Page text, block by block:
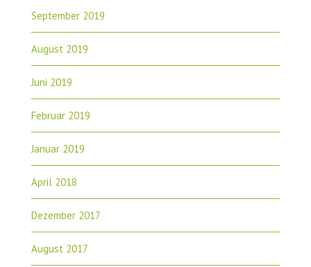
September 2019
August 2019
Juni 2019
Februar 2019
Januar 2019
April 2018
Dezember 2017
August 2017